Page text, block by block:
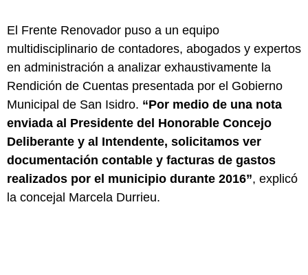
El Frente Renovador puso a un equipo
multidisciplinario de contadores, abogados y expertos
en administración a analizar exhaustivamente la
Rendición de Cuentas presentada por el Gobierno
Municipal de San Isidro. “Por medio de una nota
enviada al Presidente del Honorable Concejo
Deliberante y al Intendente, solicitamos ver
documentación contable y facturas de gastos
realizados por el municipio durante 2016”, explicó
la concejal Marcela Durrieu.